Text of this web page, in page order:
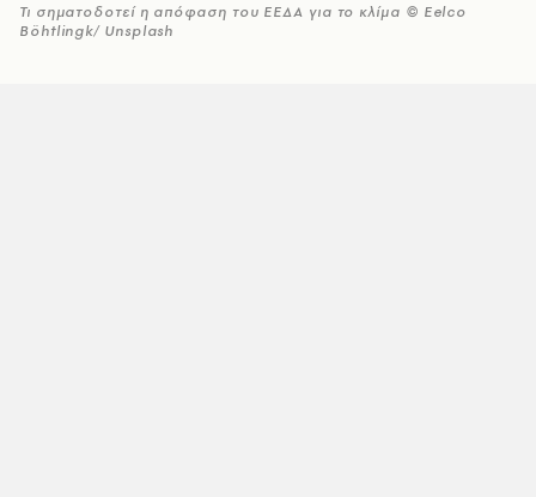
Τι σηματοδοτεί η απόφαση του ΕΕΔΑ για το κλίμα © Eelco
Böhtlingk/ Unsplash